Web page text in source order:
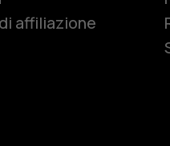
affiliazione